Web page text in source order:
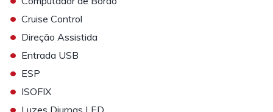
• Cruise Control
• Direção Assistida
• Entrada USB
• ESP
• ISOFIX
• Luzes Diurnas LED